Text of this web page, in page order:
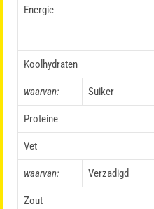
Energie
Koolhydraten
waarvan: Suiker
Proteine
Vet
waarvan: Verzadigd
Zout